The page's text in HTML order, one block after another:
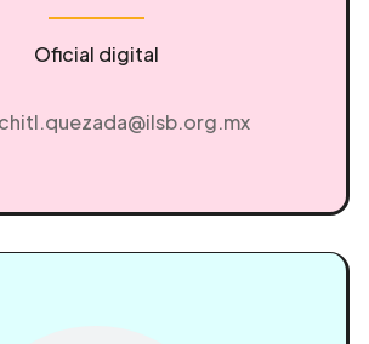
Oficial digital